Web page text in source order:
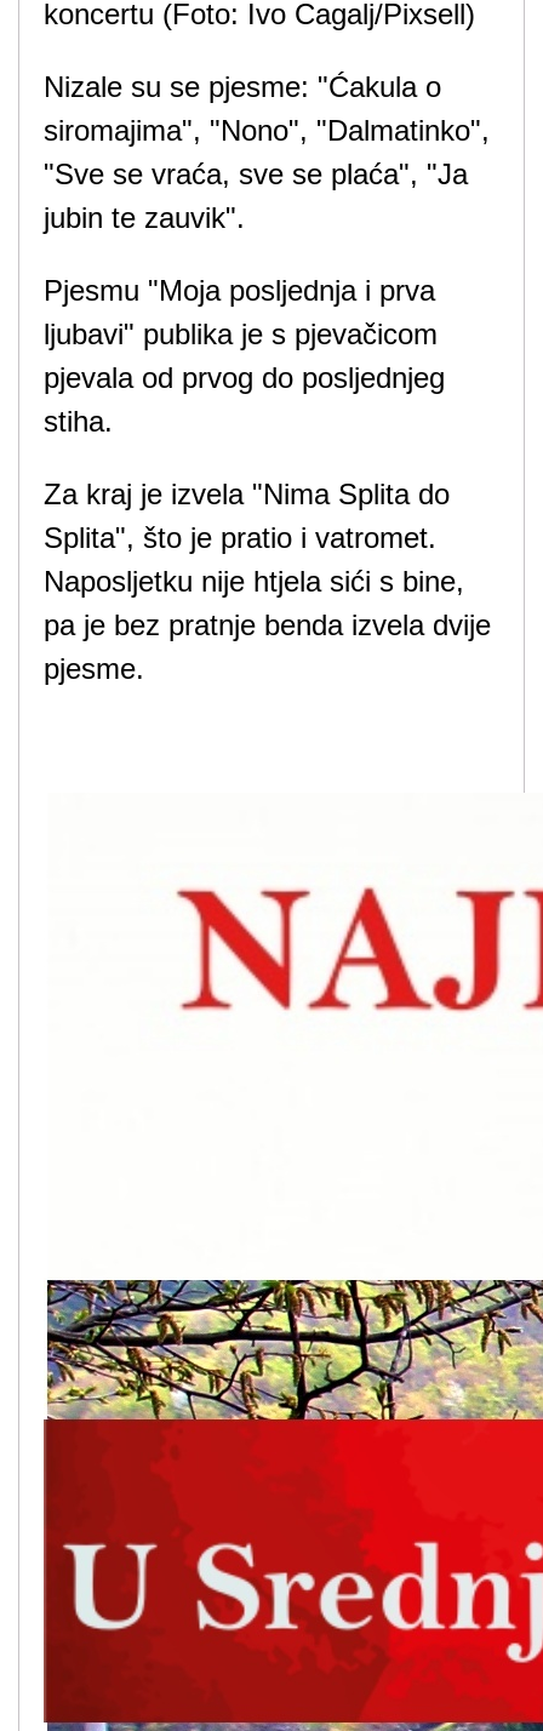
koncertu (Foto: Ivo Cagalj/Pixsell)
Nizale su se pjesme: "Ćakula o
siromajima", "Nono", "Dalmatinko",
"Sve se vraća, sve se plaća", "Ja
jubin te zauvik".
Pjesmu "Moja posljednja i prva
ljubavi" publika je s pjevačicom
pjevala od prvog do posljednjeg
stiha.
Za kraj je izvela "Nima Splita do
Splita", što je pratio i vatromet.
Naposljetku nije htjela sići s bine,
pa je bez pratnje benda izvela dvije
pjesme.